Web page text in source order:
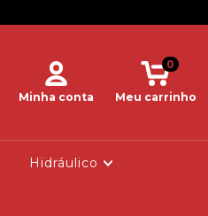
Minha conta Meu carrinho
0
Hidráulico